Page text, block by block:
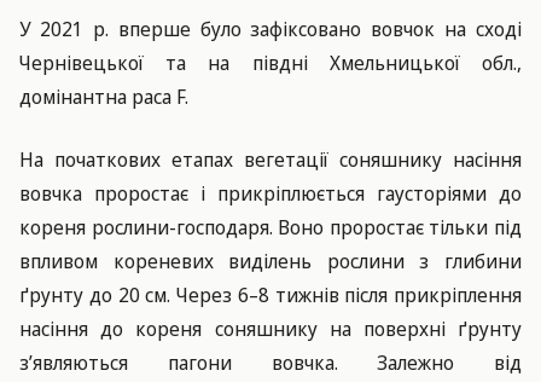
У 2021 р. вперше було зафіксовано вовчок на сході
Чернівецької та на півдні Хмельницької обл.,
домінантна раса F.
На початкових етапах вегетації соняшнику насіння
вовчка проростає і прикріплюється гаусторіями до
кореня рослини-господаря. Воно проростає тільки під
впливом кореневих виділень рослини з глибини
ґрунту до 20 см. Через 6–8 тижнів після прикріплення
насіння до кореня соняшнику на поверхні ґрунту
з’являються пагони вовчка. Залежно від